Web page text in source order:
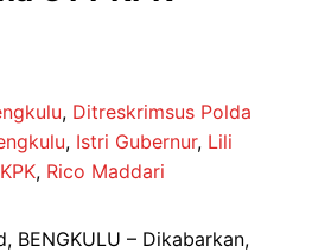
, Ditreskrimsus Polda
, Istri Gubernur, Lili
, Rico Maddari
BENGKULU – Dikabarkan,